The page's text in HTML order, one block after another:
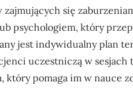
zajmujących się
psychologiem, który
jest indywidualny plan
uczestniczą w
który pomaga im w nauce